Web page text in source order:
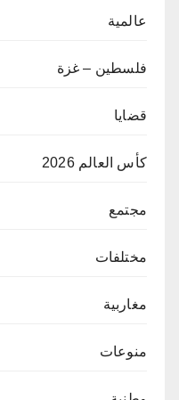
عالمية
فلسطين – غزة
قضايا
كأس العالم 2026
مجتمع
مختلفات
مغاربية
منوعات